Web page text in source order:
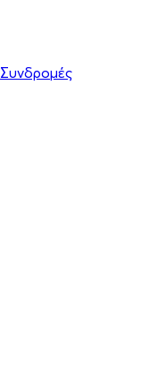
Συνδρομές